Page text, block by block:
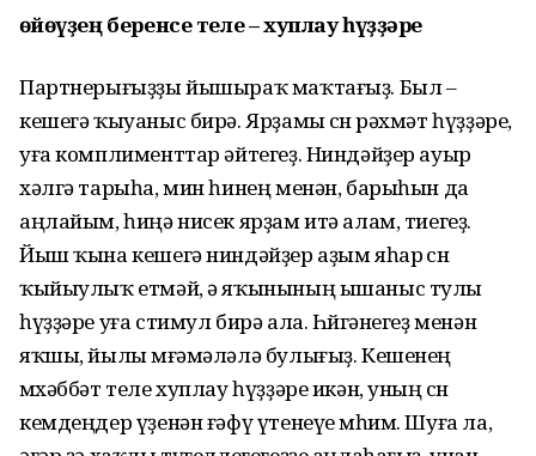
Һөйөүҙең беренсе теле – хуплау һүҙҙәре
Партнерығыҙҙы йышыраҡ маҡтағыҙ. Был –
кешегә ҡыуаныс бирә. Ярҙамы өсөн рәхмәт һүҙҙәре,
уға комплименттар әйтегеҙ. Ниндәйҙер ауыр
хәлгә тарыһа, мин һинең менән, барыһын да
аңлайым, һиңә нисек ярҙам итә алам, тиегеҙ.
Йыш ҡына кешегә ниндәйҙер аҙым яһар өсөн
ҡыйыулыҡ етмәй, ә яҡынының ышаныс тулы
һүҙҙәре уға стимул бирә ала. Һөйгәнегеҙ менән
яҡшы, йылы мөғәмәләлә булығыҙ. Кешенең
мөхәббәт теле хуплау һүҙҙәре икән, уның өсөн
кемдеңдер үҙенән ғәфү үтенеүе мөһим. Шуға ла,